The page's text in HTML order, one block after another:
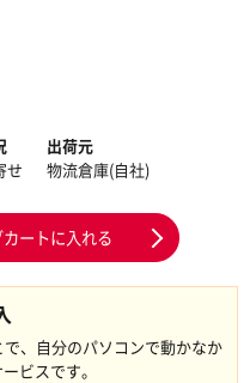
せ
出荷元
物流倉庫(自社)
ートに入れる
、自分のパソコンで動かなか
ビスです。